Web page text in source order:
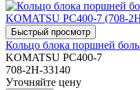
Кольцо блока поршней
KOMATSU PC400-7
708-2H-33140
Уточняйте цену